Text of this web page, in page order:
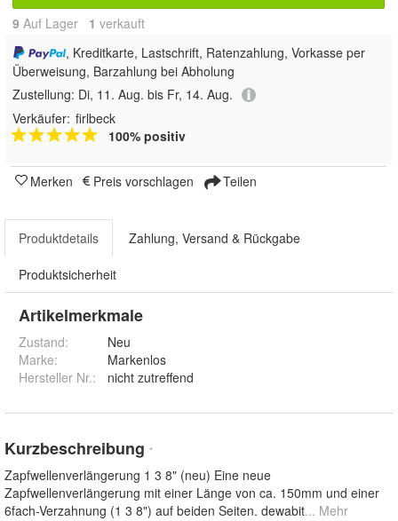
9 Auf Lager 1 verkauft
, Kreditkarte, Lastschrift, Ratenzahlung, Vorkasse per
Überweisung, Barzahlung bei Abholung
Zustellung: Di, 11. Aug. bis Fr, 14. Aug.
Verkäufer: firlbeck
100% positiv
Merken Preis vorschlagen Teilen
Produktdetails Zahlung, Versand & Rückgabe
Produktsicherheit
Artikelmerkmale
Zustand:
Neu
Marke:
Markenlos
Hersteller Nr.:
nicht zutreffend
Kurzbeschreibung *
Zapfwellenverlängerung 1 3 8" (neu) Eine neue
Zapfwellenverlängerung mit einer Länge von ca. 150mm und einer
6fach-Verzahnung (1 3 8") auf beiden Seiten. dewabit... Mehr